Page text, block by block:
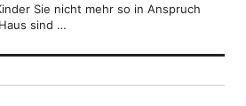
Sie nicht mehr so in Anspruch
sind …